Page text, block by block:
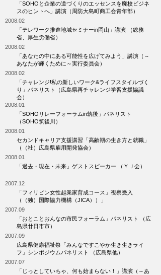
「SOHOと企業の道づくりのエッセンスを廃校ビジネ
スのヒントへ」講演（周防大島町商工会青年部）
2008.02
「テレワーク推進地域セミナーin岡山」講演 （総務
省、厚生労働省）
2008.02
「あなたの中にある可能性を広げてみよう」講演（～
あなたが輝くために～実行委員会）
2008.02
「チャレンジ!私の新しいワーク&ライフスタイルづく
り」パネリスト（広島県再チャレンジ学習支援協議
会）
2008.01
「SOHOリレーフォーラムin筑後」パネリスト
（SOHO筑後川）
2008.01
セカンドキャリア支援講習「高齢期の生き方と就職」
（（社）広島県雇用開発協会）
2008.01
「過去・現在・未来」ゲストスピーカー （ＹＪ会）
2007.12
「フィリピン女性起業家育成コース」視察受入
（（独）国際協力機構（JICA））」
2007.09
「おとことおんなの市民フォーラム」パネリスト （広
島県廿日市市）
2007.09
広島県健康福祉祭「みんなですこやか生き生きライ
フ」シンポジウムパネリスト （広島県他）
2007.07
「じっとしていちゃ、何も始まらない！」講演（～あ